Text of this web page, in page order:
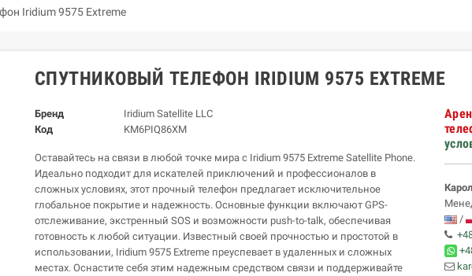
Iridium 9575 Extreme
СПУТНИКОВЫЙ ТЕЛЕФОН IRIDIUM 9575 EXTREME
Бренд
Iridium Satellite LLC
Код
KM6PIQ86XM
Оставайтесь на связи в любой точке мира с Iridium 9575 Extreme Satellite Phone.
Идеально подходит для искателей приключений и профессионалов в
сложных условиях, этот прочный телефон предлагает исключительное
глобальное покрытие и надежность. Основные функции включают GPS-
отслеживание, экстренный SOS и возможности push-to-talk, обеспечивая
готовность к любой ситуации. Известный своей прочностью и простотой в
использовании, Iridium 9575 Extreme преуспевает в удаленных и сложных
местах. Оснастите себя этим надежным средством связи и поддерживайте
/